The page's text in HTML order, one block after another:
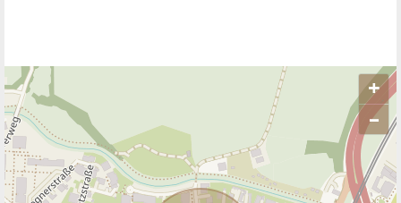
+
–
ANBIETER KONTAKTIEREN